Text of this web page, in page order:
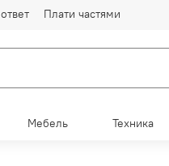
Плати частями
Мебель Техника